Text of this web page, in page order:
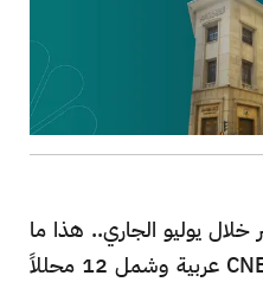
خلال يوليو الجاري.. هذا ما
خلص إليه استطلاع أجرته CNBC عربية وشمل 12 محللاً